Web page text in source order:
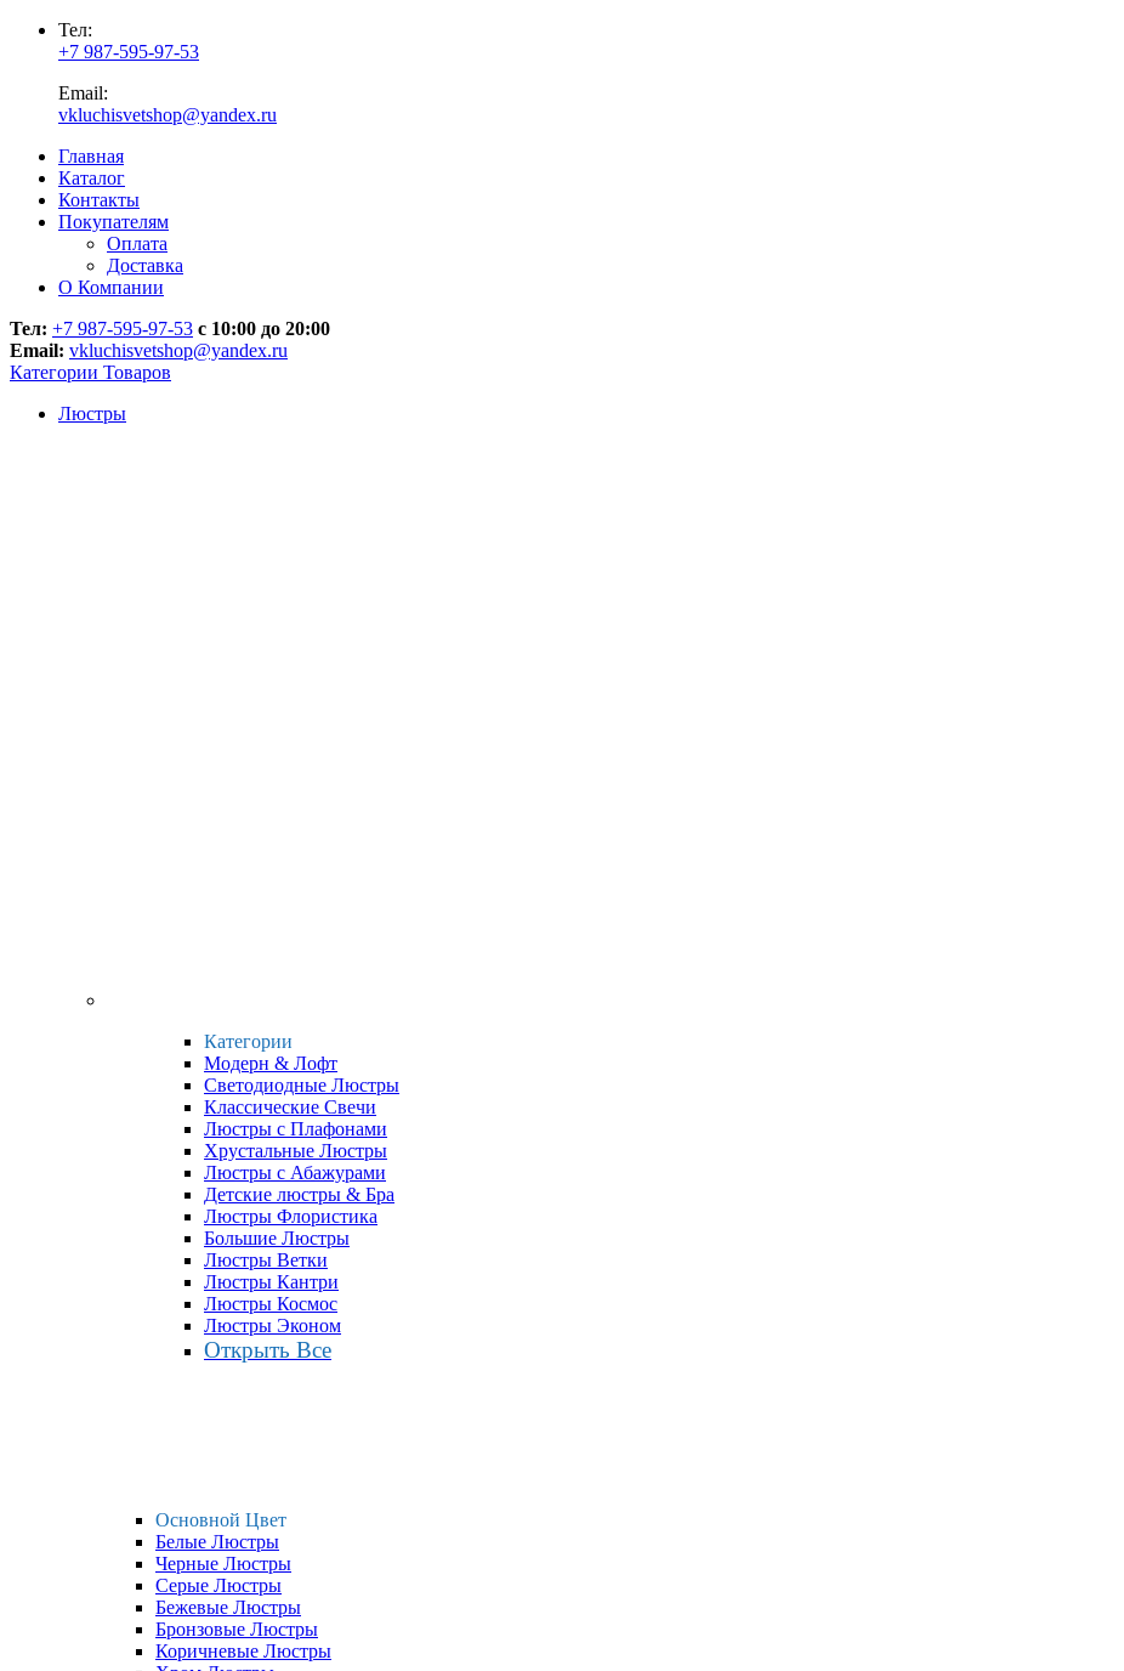
Тел:
+7 987-595-97-53
Email:
vkluchisvetshop@yandex.ru
Главная
Каталог
Контакты
Покупателям
Оплата
Доставка
О Компании
Тел: +7 987-595-97-53 с 10:00 до 20:00
Email: vkluchisvetshop@yandex.ru
Категории Товаров
Люстры
Категории
Модерн & Лофт
Светодиодные Люстры
Классические Свечи
Люстры с Плафонами
Хрустальные Люстры
Люстры с Абажурами
Детские люстры & Бра
Люстры Флористика
Большие Люстры
Люстры Ветки
Люстры Кантри
Люстры Космос
Люстры Эконом
Открыть Все
Основной Цвет
Белые Люстры
Черные Люстры
Серые Люстры
Бежевые Люстры
Бронзовые Люстры
Коричневые Люстры